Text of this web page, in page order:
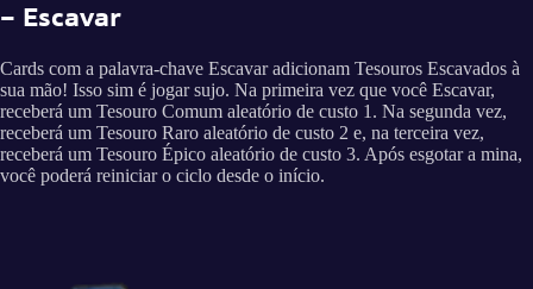
– Escavar
Cards com a palavra-chave Escavar adicionam Tesouros Escavados à
sua mão! Isso sim é jogar sujo. Na primeira vez que você Escavar,
receberá um Tesouro Comum aleatório de custo 1. Na segunda vez,
receberá um Tesouro Raro aleatório de custo 2 e, na terceira vez,
receberá um Tesouro Épico aleatório de custo 3. Após esgotar a mina,
você poderá reiniciar o ciclo desde o início.